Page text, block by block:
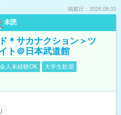
掲載日：2026.08.03
未読
＊サカナクション＞ツ
ト＠日本武道館
人未経験OK
大学生歓迎